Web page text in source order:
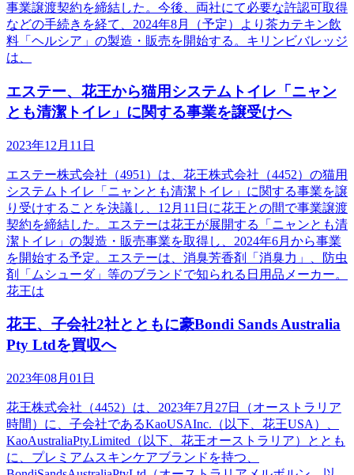
事業譲渡契約を締結した。今後、両社にて必要な許認可取得
などの手続きを経て、2024年8月（予定）より茶カテキン飲
料「ヘルシア」の製造・販売を開始する。キリンビバレッジ
は、
エステー、花王から猫用システムトイレ「ニャン
とも清潔トイレ」に関する事業を譲受けへ
2023年12月11日
エステー株式会社（4951）は、花王株式会社（4452）の猫用
システムトイレ「ニャンとも清潔トイレ」に関する事業を譲
り受けすることを決議し、12月11日に花王との間で事業譲渡
契約を締結した。エステーは花王が展開する「ニャンとも清
潔トイレ」の製造・販売事業を取得し、2024年6月から事業
を開始する予定。エステーは、消臭芳香剤「消臭力」、防虫
剤「ムシューダ」等のブランドで知られる日用品メーカー。
花王は
花王、子会社2社とともに豪Bondi Sands Australia
Pty Ltdを買収へ
2023年08月01日
花王株式会社（4452）は、2023年7月27日（オーストラリア
時間）に、子会社であるKaoUSAInc.（以下、花王USA）、
KaoAustraliaPty.Limited（以下、花王オーストラリア）ととも
に、プレミアムスキンケアブランドを持つ、